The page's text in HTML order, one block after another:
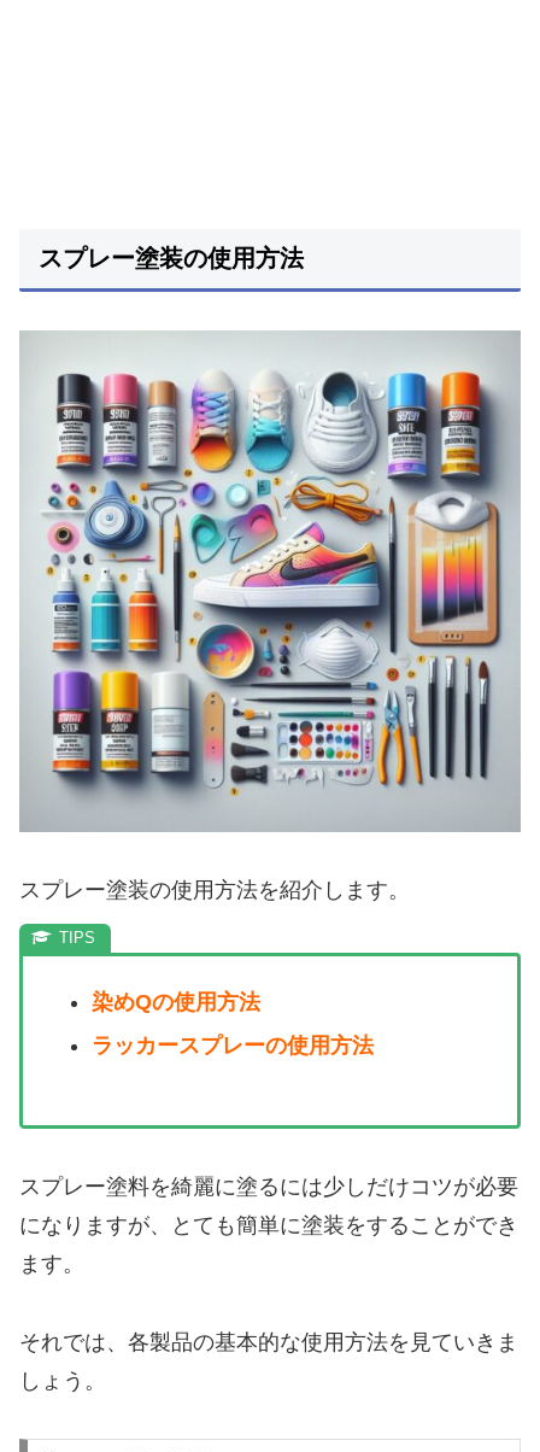
スプレー塗装の使用方法
スプレー塗装の使用方法を紹介します。
染めQの使用方法
ラッカースプレーの使用方法
スプレー塗料を綺麗に塗るには少しだけコツが必要
になりますが、とても簡単に塗装をすることができ
ます。
それでは、各製品の基本的な使用方法を見ていきま
しょう。